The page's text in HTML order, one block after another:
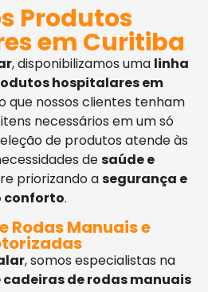
Produtos
em Curitiba
, disponibilizamos uma linha
hospitalares em
que nossos clientes tenham
necessários em um só
de produtos atende às
desaúde e
priorizando asegurança e
conforto.
Rodas Manuais e
, somos especialistas na
de rodas manuais